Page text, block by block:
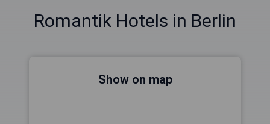
Romantik Hotels in Berlin
Show on map